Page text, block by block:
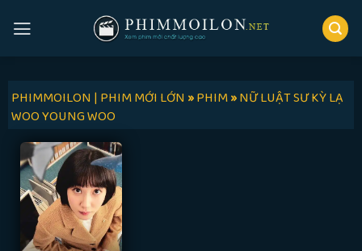
PHIMMOILON | PHIM MỚI LỚN»PHIM»NỮ LUẬT SƯ KỲ LẠ
WOO YOUNG WOO